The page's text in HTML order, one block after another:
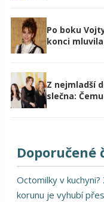
Po boku
konci
Z nejmladší
slečna:
Doporučené
Octomilky v
korunu je vyhubí